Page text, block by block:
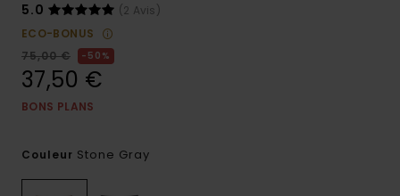
5.0
(2 Avis)
ECO-BONUS
75,00 €
50%
37,50 €
BONS PLANS
Couleur Stone Gray